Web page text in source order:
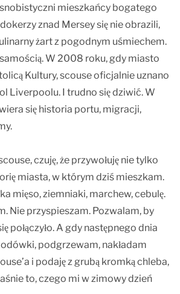
mieszkańcy bogatego
znad Mersey się nie obrazili,
żart z pogodnym uśmiechem.
W 2008 roku, gdy miasto
Kultury, scouse oficjalnie uznano
Liverpoolu. I trudno się dziwić. W
się historia portu, migracji,
czuję, że przywołuję nie tylko
miasta, w którym dziś mieszkam.
mięso, ziemniaki, marchew, cebulę.
Nie przyspieszam. Pozwalam, by
połączyło. A gdy następnego dnia
podgrzewam, nakładam
i podaję z grubą kromką chleba,
to, czego mi w zimowy dzień